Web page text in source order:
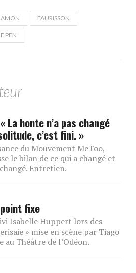
FAURISSON
PEN
honte n’a pas changé
c’est fini. »
du Mouvement MeToo,
le bilan de ce qui a changé et
Entretien.
fixe
Isabelle Huppert lors des
» mise en scène par Tiago
au Théâtre de l’Odéon.